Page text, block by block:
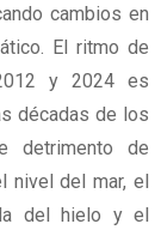
cambios en
El ritmo de
y 2024 es
décadas de los
de
nivel del mar, el
del hielo y el